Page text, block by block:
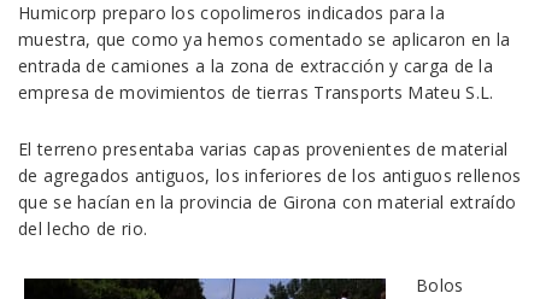
Humicorp preparo los copolimeros indicados para la
muestra, que como ya hemos comentado se aplicaron en la
entrada de camiones a la zona de extracción y carga de la
empresa de movimientos de tierras Transports Mateu S.L.
El terreno presentaba varias capas provenientes de material
de agregados antiguos, los inferiores de los antiguos rellenos
que se hacían en la provincia de Girona con material extraído
del lecho de rio.
Bolos